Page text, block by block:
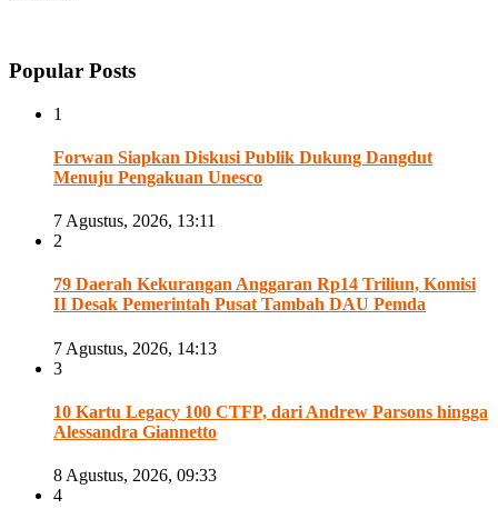
Popular Posts
1
Forwan Siapkan Diskusi Publik Dukung Dangdut
Menuju Pengakuan Unesco
7 Agustus, 2026, 13:11
2
79 Daerah Kekurangan Anggaran Rp14 Triliun, Komisi
II Desak Pemerintah Pusat Tambah DAU Pemda
7 Agustus, 2026, 14:13
3
10 Kartu Legacy 100 CTFP, dari Andrew Parsons hingga
Alessandra Giannetto
8 Agustus, 2026, 09:33
4